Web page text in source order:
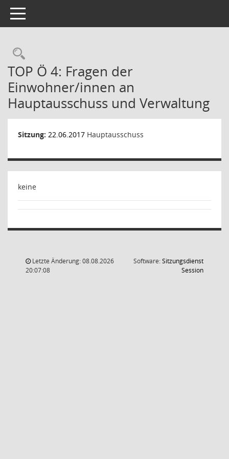
Toggle navigation
Rechercheauswahl
TOP Ö 4: Fragen der
Einwohner/innen an
Hauptausschuss und Verwaltung
Sitzung: 22.06.2017 Hauptausschuss
keine
Letzte Änderung: 08.08.2026
20:07:08
Software:Sitzungsdienst
Session(Wird in